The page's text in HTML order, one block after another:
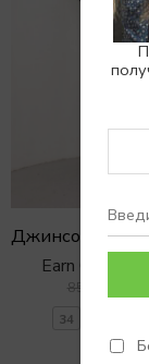
Earn 0
8500
34